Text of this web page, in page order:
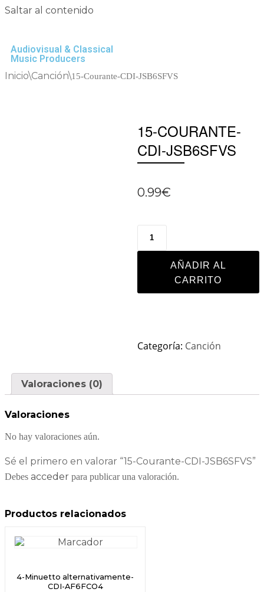
Saltar al contenido
Audiovisual & Classical
Music Producers
Inicio\Canción\15-Courante-CDI-JSB6SFVS
15-COURANTE-
CDI-JSB6SFVS
0.99€
AÑADIR AL
CARRITO
Categoría: Canción
Valoraciones (0)
Valoraciones
No hay valoraciones aún.
Sé el primero en valorar “15-Courante-CDI-JSB6SFVS”
Debes acceder para publicar una valoración.
Productos relacionados
4-Minuetto alternativamente-
CDI-AF6FCO4